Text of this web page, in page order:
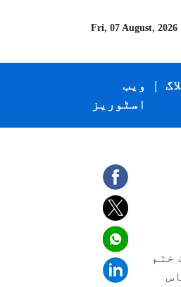
Fri, 07 August, 2026
ویب
اسٹوریز
|
ختم